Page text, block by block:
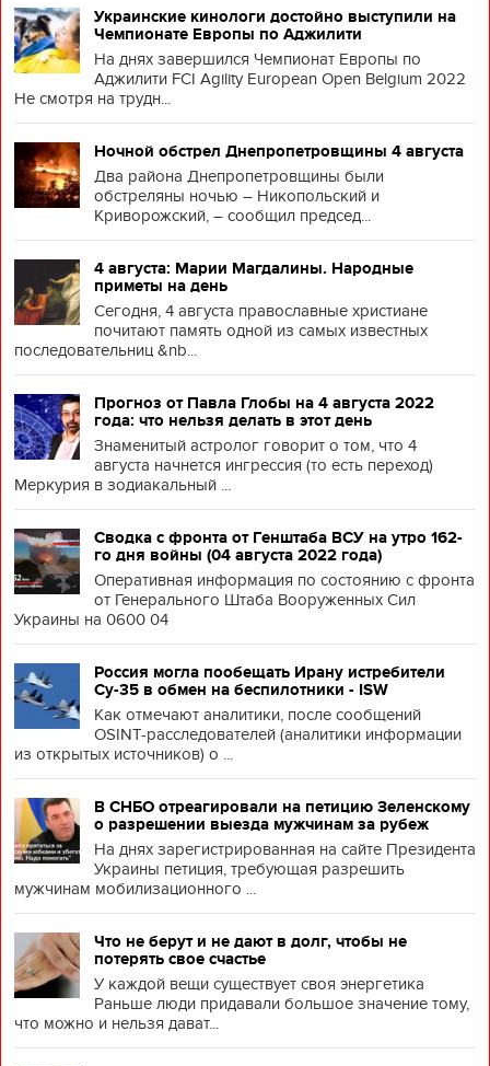
Украинские кинологи достойно выступили на
Чемпионате Европы по Аджилити
На днях завершился Чемпионат Европы по
Аджилити FCI Agility European Open Belgium 2022
Не смотря на трудн...
Ночной обстрел Днепропетровщины 4 августа
Два района Днепропетровщины были
обстреляны ночью – Никопольский и
Криворожский, – сообщил председ...
4 августа: Марии Магдалины. Народные
приметы на день
Сегодня, 4 августа православные христиане
почитают память одной из самых известных
последовательниц &nb...
Прогноз от Павла Глобы на 4 августа 2022
года: что нельзя делать в этот день
Знаменитый астролог говорит о том, что 4
августа начнется ингрессия (то есть переход)
Меркурия в зодиакальный ...
Сводка с фронта от Генштаба ВСУ на утро 162-
го дня войны (04 августа 2022 года)
Оперативная информация по состоянию с фронта
от Генерального Штаба Вооруженных Сил
Украины на 0600 04
Россия могла пообещать Ирану истребители
Су-35 в обмен на беспилотники - ISW
Как отмечают аналитики, после сообщений
OSINT-расследователей (аналитики информации
из открытых источников) о ...
В СНБО отреагировали на петицию Зеленскому
о разрешении выезда мужчинам за рубеж
На днях зарегистрированная на сайте Президента
Украины петиция, требующая разрешить
мужчинам мобилизационного ...
Что не берут и не дают в долг, чтобы не
потерять свое счастье
У каждой вещи существует своя энергетика
Раньше люди придавали большое значение тому,
что можно и нельзя дават...